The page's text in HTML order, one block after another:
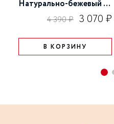
Натурально-бежевый 10
4 390 ₽ 3 070 ₽
В КОРЗИНУ